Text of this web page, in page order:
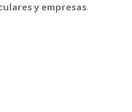
y empresas.